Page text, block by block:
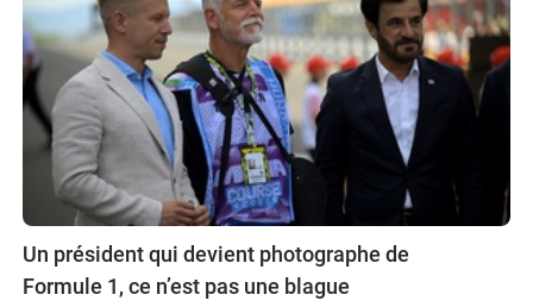
Un président qui devient photographe de
Formule 1, ce n’est pas une blague